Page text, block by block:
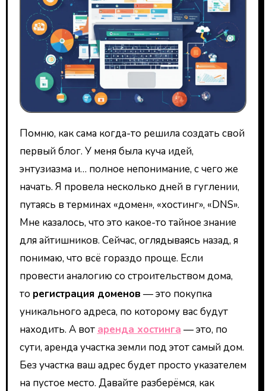
Помню, как сама когда-то решила создать свой
первый блог. У меня была куча идей,
энтузиазма и… полное непонимание, с чего же
начать. Я провела несколько дней в гуглении,
путаясь в терминах «домен», «хостинг», «DNS».
Мне казалось, что это какое-то тайное знание
для айтишников. Сейчас, оглядываясь назад, я
понимаю, что всё гораздо проще. Если
провести аналогию со строительством дома,
то регистрация доменов — это покупка
уникального адреса, по которому вас будут
находить. А вот аренда хостинга — это, по
сути, аренда участка земли под этот самый дом.
Без участка ваш адрес будет просто указателем
на пустое место. Давайте разберёмся, как